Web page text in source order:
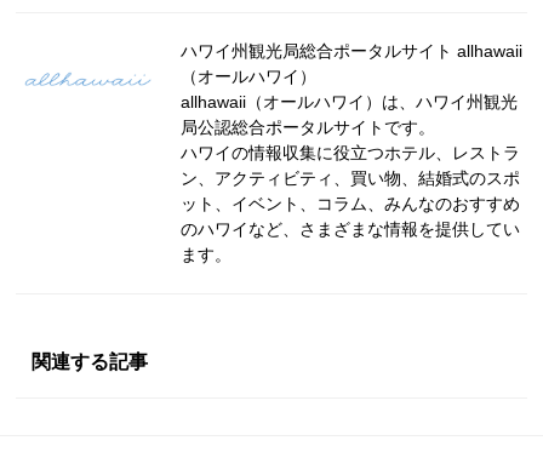
ハワイ州観光局総合ポータルサイト allhawaii
（オールハワイ）
allhawaii（オールハワイ）は、ハワイ州観光
局公認総合ポータルサイトです。
ハワイの情報収集に役立つホテル、レストラ
ン、アクティビティ、買い物、結婚式のスポ
ット、イベント、コラム、みんなのおすすめ
のハワイなど、さまざまな情報を提供してい
ます。
関連する記事